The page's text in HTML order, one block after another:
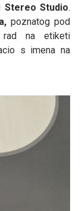
Stereo Studio.
poznatog pod
na etiketi
s imena na